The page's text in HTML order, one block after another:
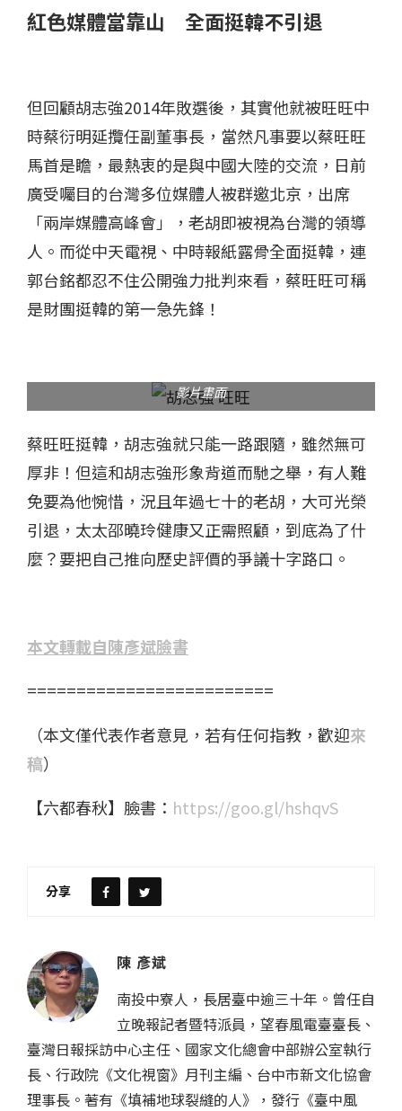
紅色媒體當靠山 全面挺韓不引退
但回顧胡志強2014年敗選後，其實他就被旺旺中
時蔡衍明延攬任副董事長，當然凡事要以蔡旺旺
馬首是瞻，最熱衷的是與中國大陸的交流，日前
廣受囑目的台灣多位媒體人被群邀北京，出席
「兩岸媒體高峰會」，老胡即被視為台灣的領導
人。而從中天電視、中時報紙露骨全面挺韓，連
郭台銘都忍不住公開強力批判來看，蔡旺旺可稱
是財團挺韓的第一急先鋒！
影片畫面
蔡旺旺挺韓，胡志強就只能一路跟隨，雖然無可
厚非！但這和胡志強形象背道而馳之舉，有人難
免要為他惋惜，況且年過七十的老胡，大可光榮
引退，太太邵曉玲健康又正需照顧，到底為了什
麼？要把自己推向歷史評價的爭議十字路口。
本文轉載自陳彥斌臉書
=========================
（本文僅代表作者意見，若有任何指教，歡迎來
稿）
【六都春秋】臉書： https://goo.gl/hshqvS
分享
陳 彥斌
南投中寮人，長居臺中逾三十年。曾任自
立晚報記者暨特派員，望春風電臺臺長、
臺灣日報採訪中心主任、國家文化總會中部辦公室執行
長、行政院《文化視窗》月刊主編、台中市新文化協會
理事長。著有《填補地球裂縫的人》，發行《臺中風